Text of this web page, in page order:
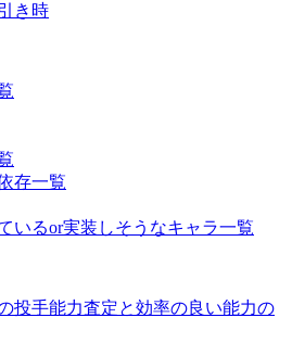
き時
存一覧
いるor実装しそうなキャラ一覧
投手能力査定と効率の良い能力の